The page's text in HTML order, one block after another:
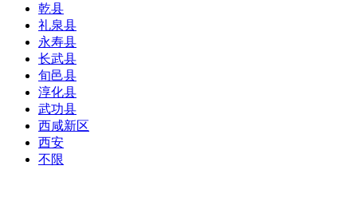
乾县
礼泉县
永寿县
长武县
旬邑县
淳化县
武功县
西咸新区
西安
不限